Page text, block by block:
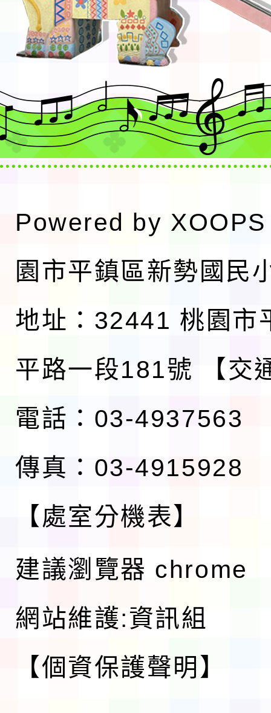
Powered by XOOPS
園市平鎮區新勢國民
地址：32441 桃園市
平路一段181號
【交
電話：03-4937563
傳真：03-4915928
【處室分機表】
建議瀏覽器 chrome
網站維護:資訊組
【個資保護聲明】